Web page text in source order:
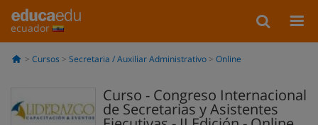
ecuador
Cursos Secretaria / Auxiliar Administrativo Online
Curso - Congreso Internacional
de Secretarias y Asistentes